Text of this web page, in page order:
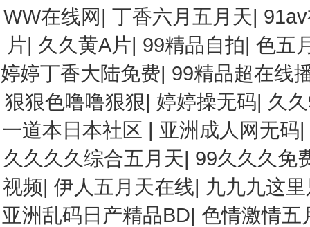
WW在线网| 丁香六月五月天|
片| 久久黄A片| 99精品自拍|色五
婷婷丁香大陆免费| 99精品超在线
狠狠色噜噜狠狠| 婷婷操无码| 久
一道本日本社区 | 亚洲成人网无码|
久久久久综合五月天| 99久久久免
视频|伊人五月天在线| 九九九这
亚洲乱码日产精品BD| 色情激情五